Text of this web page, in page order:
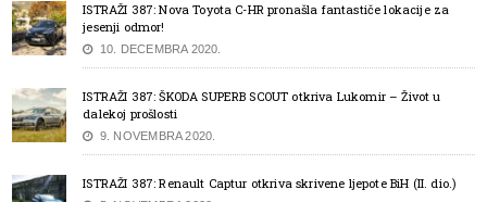
ISTRAŽI 387: Nova Toyota C-HR pronašla fantastiče lokacije za
jesenji odmor!
10. DECEMBRA 2020.
ISTRAŽI 387: ŠKODA SUPERB SCOUT otkriva Lukomir – Život u
dalekoj prošlosti
9. NOVEMBRA 2020.
ISTRAŽI 387: Renault Captur otkriva skrivene ljepote BiH (II. dio.)